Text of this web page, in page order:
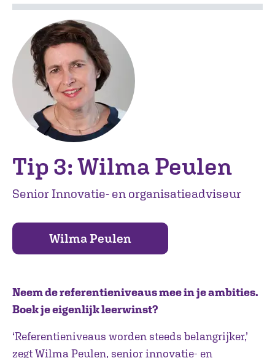
Tip 3: Wilma Peulen
Senior Innovatie- en organisatieadviseur
Wilma Peulen
Neem de referentieniveaus mee in je ambities.
Boek je eigenlijk leerwinst?
‘Referentieniveaus worden steeds belangrijker,’
zegt Wilma Peulen, senior innovatie- en